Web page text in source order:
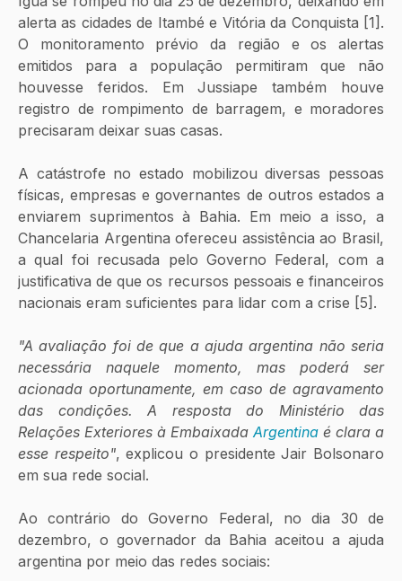
alerta as cidades de Itambé e Vitória da Conquista [1].
O monitoramento prévio da região e os alertas
emitidos para a população permitiram que não
houvesse feridos. Em Jussiape também houve
registro de rompimento de barragem, e moradores
precisaram deixar suas casas.
A catástrofe no estado mobilizou diversas pessoas
físicas, empresas e governantes de outros estados a
enviarem suprimentos à Bahia. Em meio a isso, a
Chancelaria Argentina ofereceu assistência ao Brasil,
a qual foi recusada pelo Governo Federal, com a
justificativa de que os recursos pessoais e financeiros
nacionais eram suficientes para lidar com a crise [5].
"A avaliação foi de que a ajuda argentina não seria
necessária naquele momento, mas poderá ser
acionada oportunamente, em caso de agravamento
das condições. A resposta do Ministério das
Relações Exteriores à Embaixada Argentina é clara a
esse respeito", explicou o presidente Jair Bolsonaro
em sua rede social.
Ao contrário do Governo Federal, no dia 30 de
dezembro, o governador da Bahia aceitou a ajuda
argentina por meio das redes sociais: